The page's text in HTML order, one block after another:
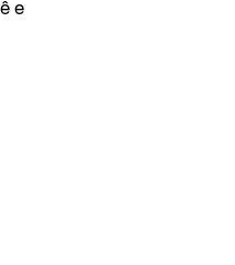
e